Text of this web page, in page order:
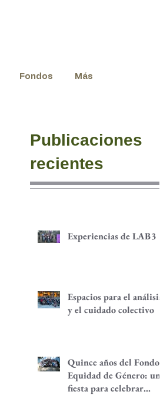
Fondos Más
Publicaciones
recientes
Experiencias de LAB3
Espacios para el análisis
y el cuidado colectivo
Quince años del Fondo
Equidad de Género: una
fiesta para celebrar